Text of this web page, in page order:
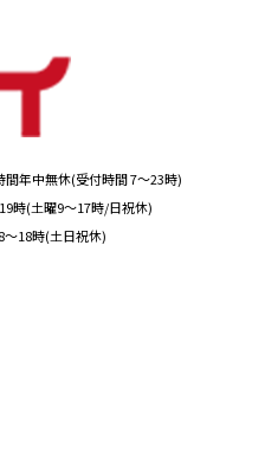
間年中無休(受付時間 7～23時)
時(土曜9～17時/日祝休)
8～18時(土日祝休)